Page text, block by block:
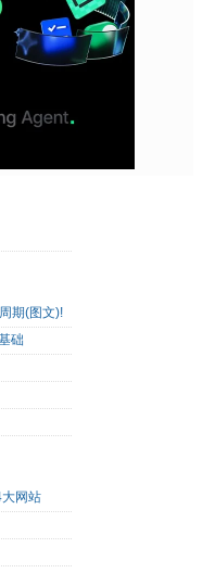
期(图文)!
础
网站